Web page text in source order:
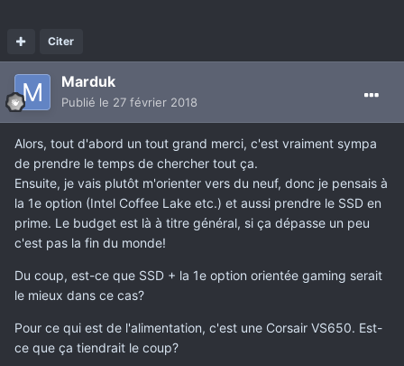
Citer
Marduk
Publié le 27 février 2018
Alors, tout d'abord un tout grand merci, c'est vraiment sympa
de prendre le temps de chercher tout ça.
Ensuite, je vais plutôt m'orienter vers du neuf, donc je pensais à
la 1e option (Intel Coffee Lake etc.) et aussi prendre le SSD en
prime. Le budget est là à titre général, si ça dépasse un peu
c'est pas la fin du monde!
Du coup, est-ce que SSD + la 1e option orientée gaming serait
le mieux dans ce cas?
Pour ce qui est de l'alimentation, c'est une Corsair VS650. Est-
ce que ça tiendrait le coup?